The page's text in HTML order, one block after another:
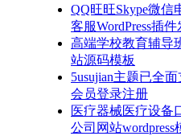
QQ旺旺Skype微信
客服WordPress插
高端学校教育辅导
站源码模板
5usujian主题已全
会员登录注册
医疗器械医疗设备
公司网站wordpress